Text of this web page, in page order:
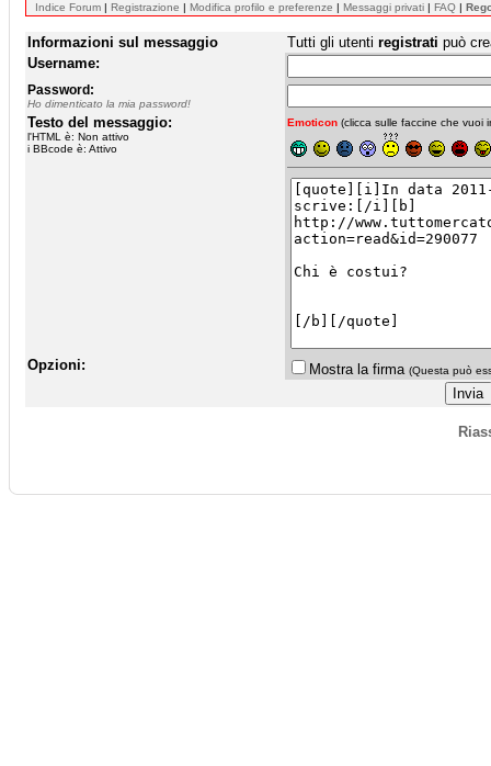
Indice Forum | Registrazione | Modifica profilo e preferenze | Messaggi privati | FAQ |
Informazioni sul messaggio Tutti gli utenti registrati può
Username:
Password:
Ho dimenticato la mia password!
Testo del messaggio:
l'HTML è: Non attivo
i BBcode è: Attivo
Emoticon (clicca sulle faccine che vuoi
Opzioni: Mostra la firma (Questa può